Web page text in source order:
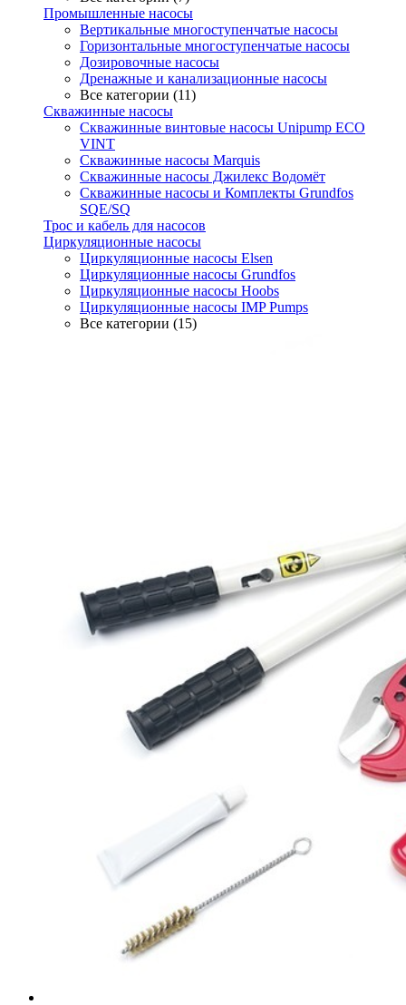
Промышленные насосы
Вертикальные многоступенчатые насосы
Горизонтальные многоступенчатые насосы
Дозировочные насосы
Дренажные и канализационные насосы
Все категории (11)
Скважинные насосы
Скважинные винтовые насосы Unipump ECO
VINT
Скважинные насосы Marquis
Скважинные насосы Джилекс Водомёт
Скважинные насосы и Комплекты Grundfos
SQE/SQ
Трос и кабель для насосов
Циркуляционные насосы
Циркуляционные насосы Elsen
Циркуляционные насосы Grundfos
Циркуляционные насосы Hoobs
Циркуляционные насосы IMP Pumps
Все категории (15)